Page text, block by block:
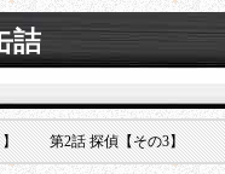
詰
第2話 探偵【その3】